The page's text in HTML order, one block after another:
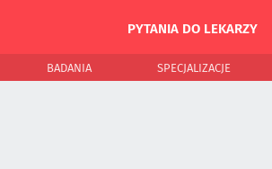
PYTANIA DO LEKARZY
BADANIA SPECJALIZACJE